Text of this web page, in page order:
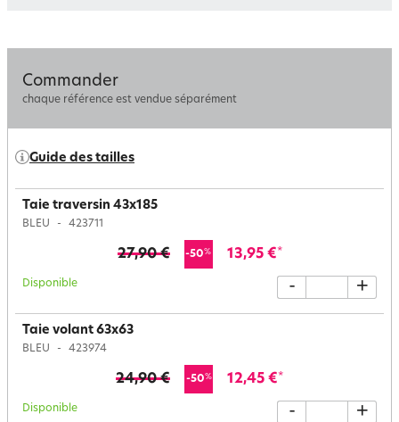
Commander
chaque référence est vendue séparément
Guide des tailles
Taie traversin 43x185
BLEU 423711
27,90 € -50% 13,95 €*
Disponible - +
Taie volant 63x63
BLEU 423974
24,90 € -50% 12,45 €*
Disponible - +